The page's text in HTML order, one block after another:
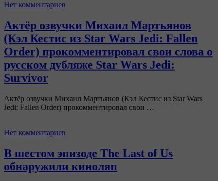
Нет комментариев
Актёр озвучки Михаил Мартьянов
(Кэл Кестис из Star Wars Jedi: Fallen
Order) прокомментировал свои слова о
русском дубляже Star Wars Jedi:
Survivor
Актёр озвучки Михаил Мартьянов (Кэл Кестис из Star Wars
Jedi: Fallen Order) прокомментировал свои …
Нет комментариев
В шестом эпизоде The Last of Us
обнаружили киноляп